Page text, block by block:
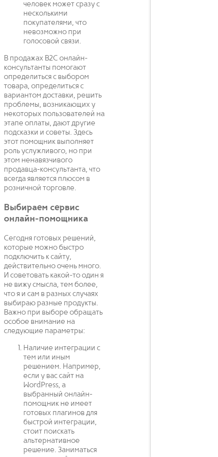
человек может сразу с
несколькими
покупателями, что
невозможно при
голосовой связи.
В продажах B2C онлайн-
консультанты помогают
определиться с выбором
товара, определиться с
вариантом доставки, решить
проблемы, возникающих у
некоторых пользователей на
этапе оплаты, дают другие
подсказки и советы. Здесь
этот помощник выполняет
роль услужливого, но при
этом ненавязчивого
продавца-консультанта, что
всегда является плюсом в
розничной торговле.
Выбираем сервис
онлайн-помощника
Сегодня готовых решений,
которые можно быстро
подключить к сайту,
действительно очень много.
И советовать какой-то один я
не вижу смысла, тем более,
что я и сам в разных случаях
выбираю разные продукты.
Важно при выборе обращать
особое внимание на
следующие параметры:
Наличие интеграции с
тем или иным
решением. Например,
если у вас сайт на
WordPress, а
выбранный онлайн-
помощник не имеет
готовых плагинов для
быстрой интеграции,
стоит поискать
альтернативное
решение. Заниматься